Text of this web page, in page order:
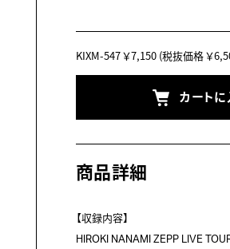
KIXM-547￥7,150 (税抜価格 ￥
カートに
商品詳細
【収録内容】
HIROKI NANAMI ZEPP LIVE